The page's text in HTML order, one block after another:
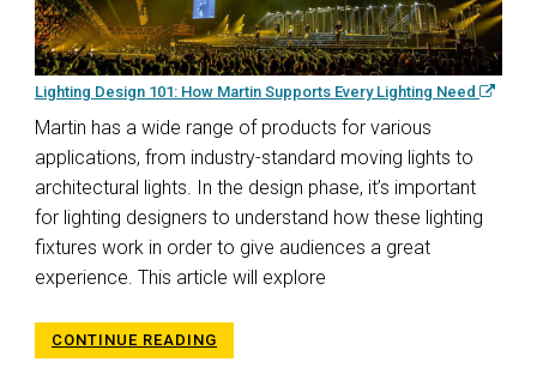
Lighting Design 101: How Martin Supports Every Lighting Need
Martin has a wide range of products for various
applications, from industry-standard moving lights to
architectural lights. In the design phase, it’s important
for lighting designers to understand how these lighting
fixtures work in order to give audiences a great
experience. This article will explore
CONTINUE READING